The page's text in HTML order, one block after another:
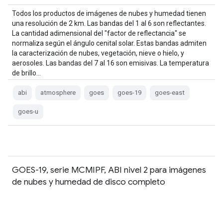
Todos los productos de imágenes de nubes y humedad tienen
una resolución de 2 km. Las bandas del 1 al 6 son reflectantes.
La cantidad adimensional del "factor de reflectancia" se
normaliza según el ángulo cenital solar. Estas bandas admiten
la caracterización de nubes, vegetación, nieve o hielo, y
aerosoles. Las bandas del 7 al 16 son emisivas. La temperatura
de brillo…
abi atmosphere goes goes-19 goes-east
goes-u
GOES-19, serie MCMIPF, ABI nivel 2 para imágenes
de nubes y humedad de disco completo